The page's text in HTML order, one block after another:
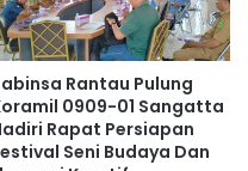
Rantau Pulung
0909-01 Sangatta
Rapat Persiapan
Seni Budaya Dan